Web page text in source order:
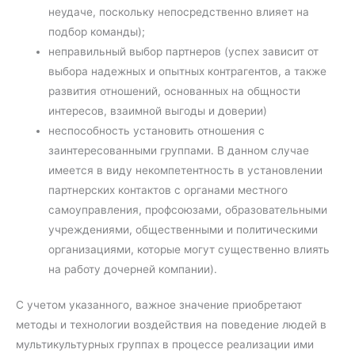
неудаче, поскольку непосредственно влияет на
подбор команды);
неправильный выбор партнеров (успех зависит от
выбора надежных и опытных контрагентов, а также
развития отношений, основанных на общности
интересов, взаимной выгоды и доверии)
неспособность установить отношения с
заинтересованными группами. В данном случае
имеется в виду некомпетентность в установлении
партнерских контактов с органами местного
самоуправления, профсоюзами, образовательными
учреждениями, общественными и политическими
организациями, которые могут существенно влиять
на работу дочерней компании).
С учетом указанного, важное значение приобретают
методы и технологии воздействия на поведение людей в
мультикультурных группах в процессе реализации ими